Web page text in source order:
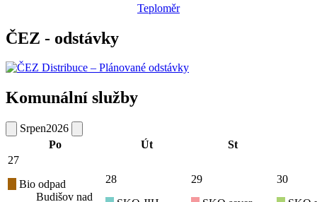
Teploměr
ČEZ - odstávky
Komunální služby
Srpen2026
Po
Út
St
27
Bio odpad
Budišov nad
28
29
30